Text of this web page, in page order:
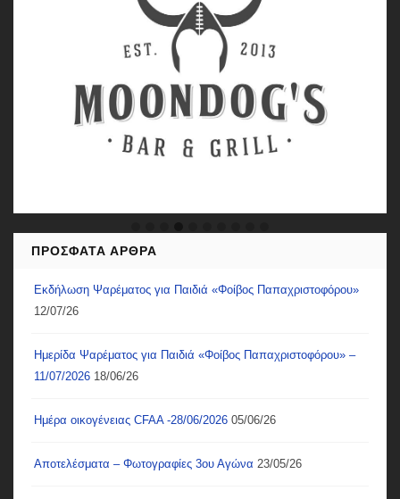
ΠΡΌΣΦΑΤΑ ΆΡΘΡΑ
Εκδήλωση Ψαρέματος για Παιδιά «Φοίβος Παπαχριστοφόρου»
12/07/26
Ημερίδα Ψαρέματος για Παιδιά «Φοίβος Παπαχριστοφόρου» –
11/07/2026 18/06/26
Ημέρα οικογένειας CFAA -28/06/2026 05/06/26
Αποτελέσματα – Φωτογραφίες 3ου Αγώνα 23/05/26